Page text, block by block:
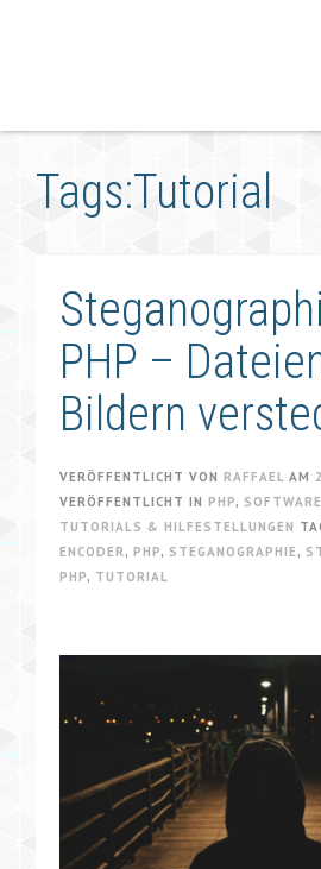
Tags:Tutorial
PHP –
Bildern
VERÖFFENTLICHT VON RAFFAEL AM
VERÖFFENTLICHT IN PHP,
TUTORIALS & HILFESTELLUNGEN
ENCODER, PHP, STEGANOGRAPHIE ,
PHP, TUTORIAL